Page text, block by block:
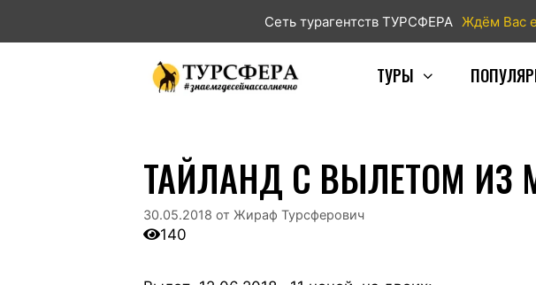
Сеть турагентств ТУРСФЕРА Ждём Вас
ТУРЫ
ТАЙЛАНД С ВЫЛЕТОМ ИЗ
30.05.2018 от Жираф Турсферович
140